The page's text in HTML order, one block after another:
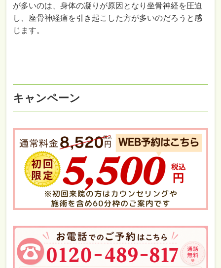
が多いのは、身体の凝りが原因となり坐骨神経を圧迫
し、座骨神経痛を引き起こした方が多いのだろうと感
じます。
キャンペーン